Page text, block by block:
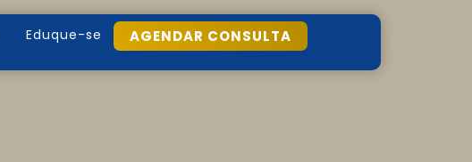
Eduque-se AGENDAR CONSULTA